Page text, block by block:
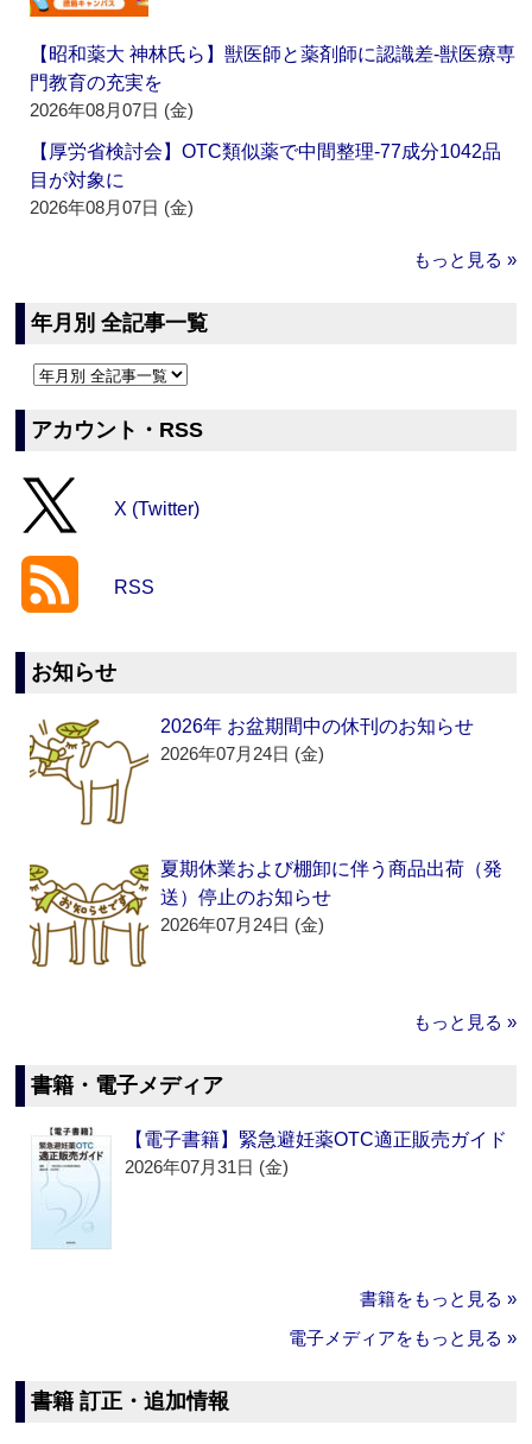
【昭和薬大 神林氏ら】獣医師と薬剤師に認識差‐獣医療専
門教育の充実を
2026年08月07日 (金)
【厚労省検討会】OTC類似薬で中間整理‐77成分1042品
目が対象に
2026年08月07日 (金)
もっと見る »
年月別 全記事一覧
アカウント・RSS
X (Twitter)
RSS
お知らせ
2026年 お盆期間中の休刊のお知らせ
2026年07月24日 (金)
夏期休業および棚卸に伴う商品出荷（発
送）停止のお知らせ
2026年07月24日 (金)
もっと見る »
書籍・電子メディア
【電子書籍】緊急避妊薬OTC適正販売ガイド
2026年07月31日 (金)
書籍をもっと見る »
電子メディアをもっと見る »
書籍 訂正・追加情報